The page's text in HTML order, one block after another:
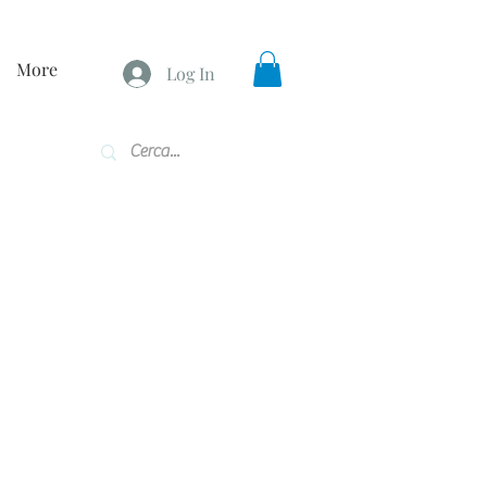
More Log In